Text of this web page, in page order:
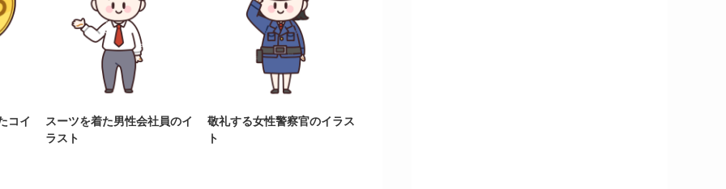
コイ
スーツを着た男性会社員のイ
ラスト
敬礼する女性警察官のイラス
ト